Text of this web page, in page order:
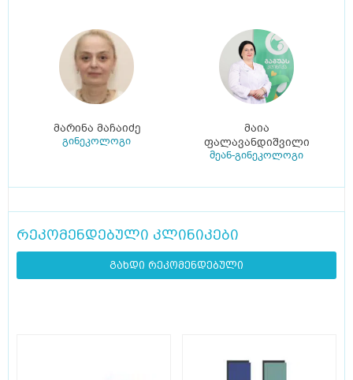
მარინა მაჩაიძე
გინეკოლოგი
მაია
ფალავანდიშვილი
მეან-გინეკოლოგი
რეკომენდებული კლინიკები
გახდი რეკომენდებული